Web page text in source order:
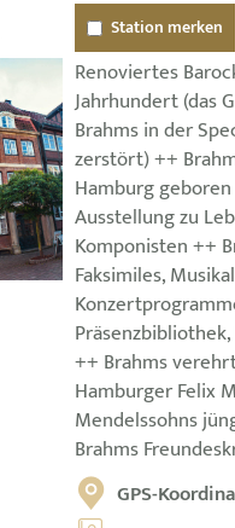
Station merken
Renoviertes
Jahrhundert (das
Brahms in der
zerstört) ++
Hamburg
Ausstellung zu
Komponisten ++
Faksimiles,
++ Brahms
Hamburger Felix
Mendelssohns
Brahms
GPS-